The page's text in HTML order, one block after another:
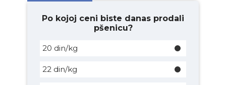
Po kojoj ceni biste danas prodali
pšenicu?
20 din/kg
22 din/kg